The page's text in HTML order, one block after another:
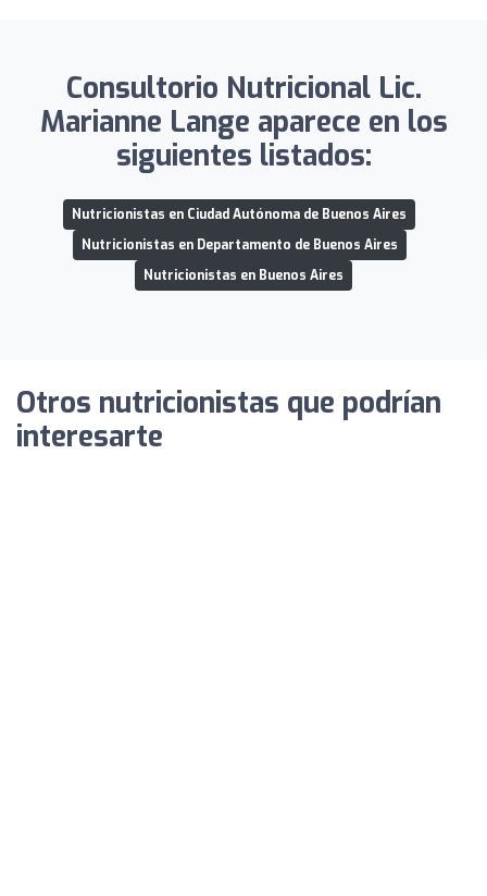
Consultorio Nutricional Lic.
Marianne Lange aparece en los
siguientes listados:
Nutricionistas en Ciudad Autónoma de Buenos Aires
Nutricionistas en Departamento de Buenos Aires
Nutricionistas en Buenos Aires
Otros nutricionistas que podrían
interesarte